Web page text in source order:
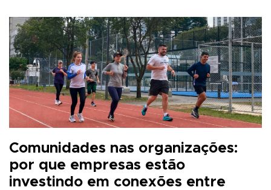
Comunidades nas organizações:
por que empresas estão
investindo em conexões entre